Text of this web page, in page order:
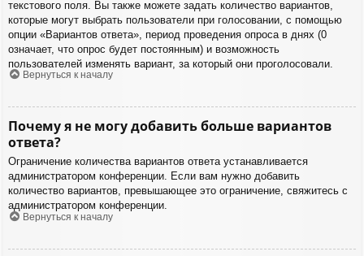
текстового поля. Вы также можете задать количество вариантов,
которые могут выбрать пользователи при голосовании, с помощью
опции «Вариантов ответа», период проведения опроса в днях (0
означает, что опрос будет постоянным) и возможность
пользователей изменять вариант, за который они проголосовали.
Вернуться к началу
Почему я не могу добавить больше вариантов
ответа?
Ограничение количества вариантов ответа устанавливается
администратором конференции. Если вам нужно добавить
количество вариантов, превышающее это ограничение, свяжитесь с
администратором конференции.
Вернуться к началу